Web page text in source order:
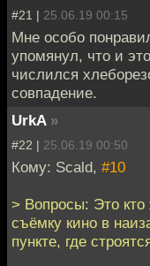
#21 | 25.06.19 00:15
Мне особо
упомянул, что и
числился
совпадение.
UrkA »
#22 | 25.06.19 00:50
Кому: Scald, #10
> Вопросы: Это
съёмку кино в
пункте, где